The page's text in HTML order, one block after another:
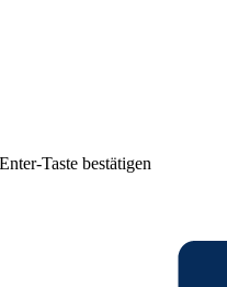
Taste bestätigen